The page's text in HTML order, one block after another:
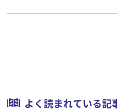
よく読まれている記